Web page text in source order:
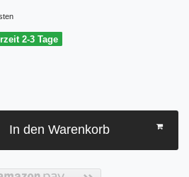
2-3 Tage
In den Warenkorb